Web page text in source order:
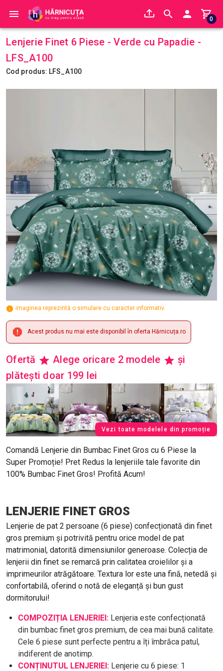
0
Lenjerie Finet 6 Piese - Verde cu Papadie -
LFS_A100
Cod produs: LFS_A100
imaginea reprezintă o simulare cu caracter informativ.
Acest produs nu mai este disponibil în oferta Hărnicuța.ro
Ofertă Alege oricare 2 modele
și
plătești doar 199 lei
Vezi toate modelele din promoție
Comandă Lenjerie din Bumbac Finet Gros cu 6 Piese la
Super Promoție! Pret Redus la lenjeriile tale favorite din
100% Bumbac Finet Gros! Profită Acum!
LENJERIE FINET GROS
Lenjerie de pat 2 persoane (6 piese) confecționată din finet
gros premium și potrivită pentru orice model de pat
matrimonial, datorită dimensiunilor generoase. Colecția de
lenjerii din finet se remarcă prin calitatea croielilor și a
imprimeurilor atrăgătoare. Textura lor este una fină, netedă și
confortabilă, oferind o notă de eleganță și bun gust
dormitorului!
COMPOZIȚIA LENJERIEI: Lenjeria este confecționată
din bumbac finet gros premium, de cea mai bună calitate.
Cele 6 piese sunt perfecte pentru a îți îmbrăca patul,
indiferent de anotimp.
CONȚINUTUL LENJERIEI: Lenjerie cu 6 piese: 1